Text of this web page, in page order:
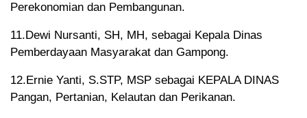
Perekonomian dan Pembangunan.
11.Dewi Nursanti, SH, MH, sebagai Kepala Dinas
Pemberdayaan Masyarakat dan Gampong.
12.Ernie Yanti, S.STP, MSP sebagai KEPALA DINAS
Pangan, Pertanian, Kelautan dan Perikanan.